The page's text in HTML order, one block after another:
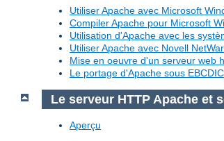
Utiliser Apache avec Microsoft
Compiler Apache pour Microsoft
Utilisation d'Apache avec les
Utiliser Apache avec Novell
Mise en oeuvre d'un serveur web
Le portage d'Apache sous EBCDIC
Le serveur HTTP Apache et
Aperçu